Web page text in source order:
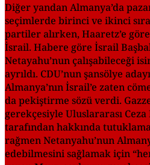
Diğer yandan Almanya’da
seçimlerde birinci ve ikinci
partiler alırken, Haaretz’e
İsrail. Habere göre İsrail
Netayahu’nun çalışabileceği
ayrıldı. CDU’nun şansölye
Almanya’nın İsrail’e zaten
da pekiştirme sözü verdi.
gerekçesiyle Uluslararası
tarafından hakkında
rağmen Netanyahu’nun
edebilmesini sağlamak için